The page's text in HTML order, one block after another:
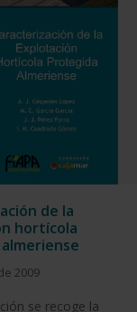
de la
hortícola
2009
se recoge la